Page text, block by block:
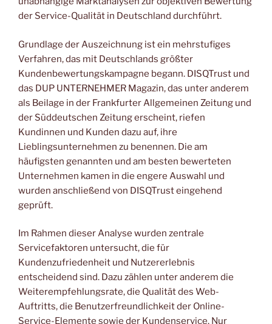
der Service-Qualität in Deutschland durchführt.
Grundlage der Auszeichnung ist ein mehrstufiges
Verfahren, das mit Deutschlands größter
Kundenbewertungskampagne begann. DISQTrust und
das DUP UNTERNEHMER Magazin, das unter anderem
als Beilage in der Frankfurter Allgemeinen Zeitung und
der Süddeutschen Zeitung erscheint, riefen
Kundinnen und Kunden dazu auf, ihre
Lieblingsunternehmen zu benennen. Die am
häufigsten genannten und am besten bewerteten
Unternehmen kamen in die engere Auswahl und
wurden anschließend von DISQTrust eingehend
geprüft.
Im Rahmen dieser Analyse wurden zentrale
Servicefaktoren untersucht, die für
Kundenzufriedenheit und Nutzererlebnis
entscheidend sind. Dazu zählen unter anderem die
Weiterempfehlungsrate, die Qualität des Web-
Auftritts, die Benutzerfreundlichkeit der Online-
Service-Elemente sowie der Kundenservice. Nur